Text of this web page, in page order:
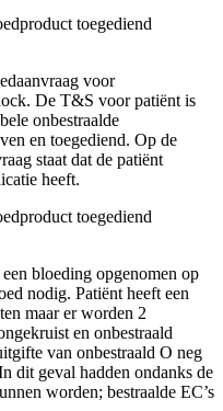
toegediend
voor
De T&S voor patiënt is
onbestraalde
en toegediend. Op de
staat dat de patiënt
heeft.
toegediend
bloeding opgenomen op
nodig. Patiënt heeft een
maar er worden 2
en onbestraald
van onbestraald O neg
dit geval hadden ondanks de
worden; bestraalde EC’s